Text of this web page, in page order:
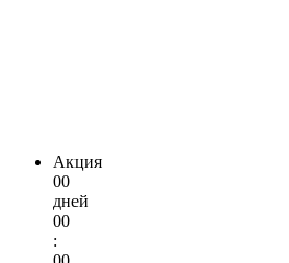
Акция
00
дней
00
: